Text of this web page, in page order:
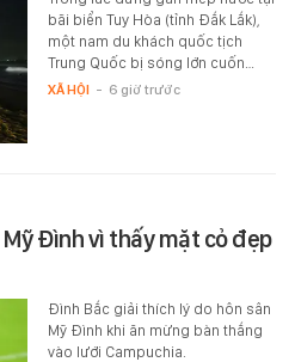
bãi biển Tuy Hòa (tỉnh Đắk Lắk),
một nam du khách quốc tịch
Trung Quốc bị sóng lớn cuốn…
XÃ HỘI - 6 giờ trước
Đình vì thấy mặt cỏ đẹp
Đình Bắc giải thích lý do hôn sân
Mỹ Đình khi ăn mừng bàn thắng
vào lưới Campuchia.